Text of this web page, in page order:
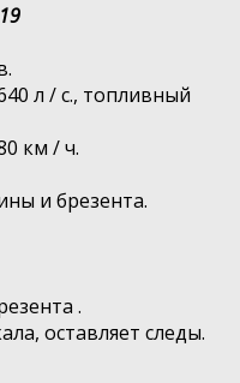
л / с., топливный
км / ч.
и брезента.
.
оставляет следы.